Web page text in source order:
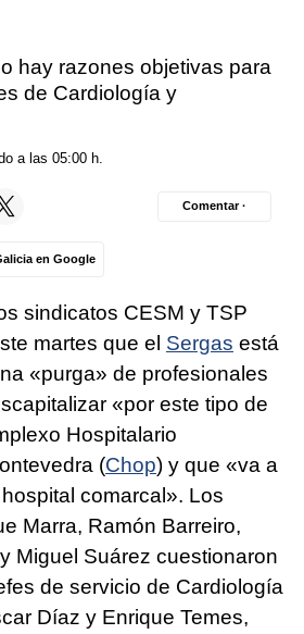
hay razones objetivas para
de Cardiología y
a las 05:00 h.
en Google
Comentar ·
sindicatos CESM y TSP
martes que el Sergas está
«purga» de profesionales
«por este tipo de
Hospitalario
(Chop) y que «va a
comarcal». Los
Marra, Ramón Barreiro,
Miguel Suárez cuestionaron
de servicio de Cardiología
Díaz y Enrique Temes,